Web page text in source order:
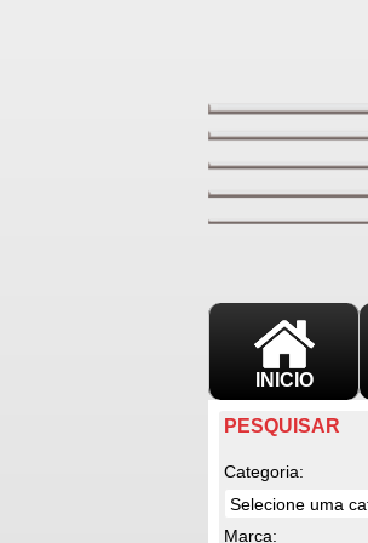
INICIO
PESQUISAR
Categoria:
Marca: